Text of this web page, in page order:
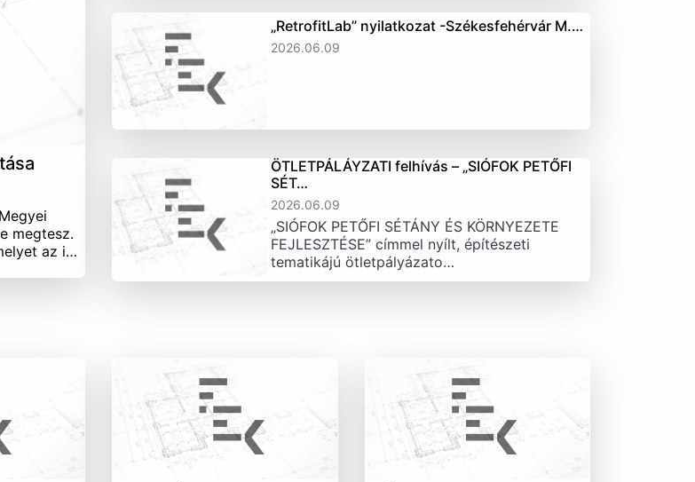
megtesz.
az i…
„RetrofitLab” nyilatkozat -Székesfehérvár M.…
2026.06.09
ÖTLETPÁLÁYZATI felhívás – „SIÓFOK PETŐFI
SÉT…
2026.06.09
„SIÓFOK PETŐFI SÉTÁNY ÉS KÖRNYEZETE
FEJLESZTÉSE” címmel nyílt, építészeti
tematikájú ötletpályázato…